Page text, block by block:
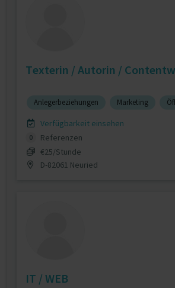
Texterin / Autorin /
Anlegerbeziehungen Marketing
Verfügbarkeit einsehen
0
Referenzen
€25/Stunde
D-82061 Neuried
IT / WEB